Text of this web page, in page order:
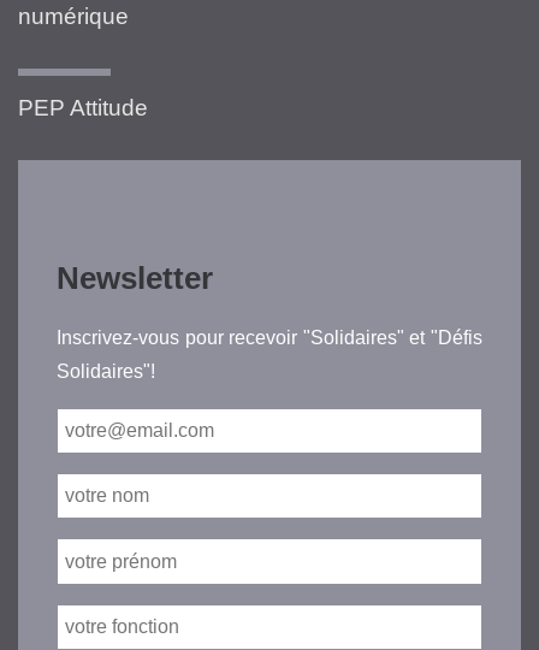
numérique
PEP Attitude
Newsletter
Inscrivez-vous pour recevoir "Solidaires" et "Défis
Solidaires"!